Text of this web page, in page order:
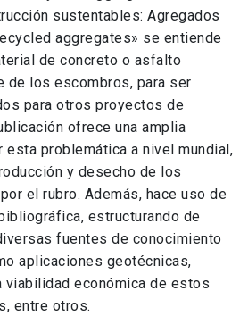
sustentables: Agregados
aggregates» se entiende
de concreto o asfalto
de los escombros, para ser
para otros proyectos de
ofrece una amplia
esta problemática a nivel mundial,
y desecho de los
el rubro. Además, hace uso de
estructurando de
fuentes de conocimiento
aplicaciones geotécnicas,
viabilidad económica de estos
entre otros.